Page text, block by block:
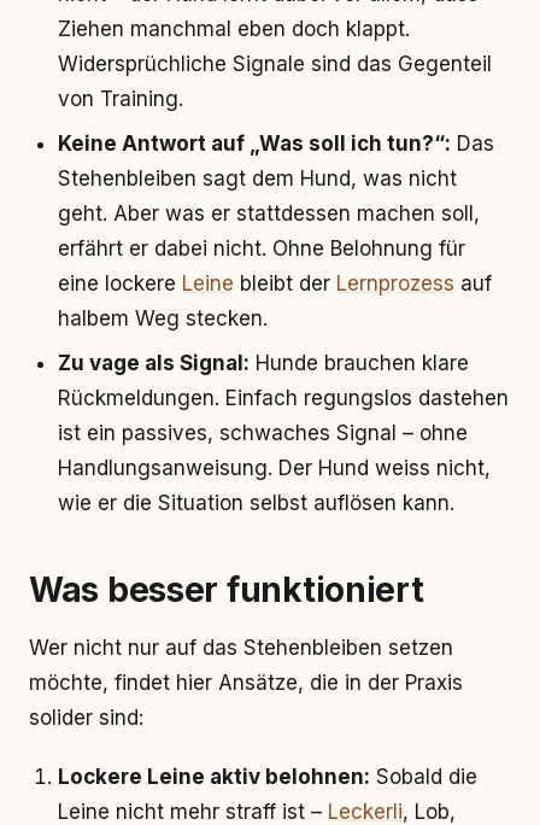
Ziehen manchmal eben doch klappt.
Widersprüchliche Signale sind das Gegenteil
von Training.
Keine Antwort auf „Was soll ich tun?“: Das
Stehenbleiben sagt dem Hund, was nicht
geht. Aber was er stattdessen machen soll,
erfährt er dabei nicht. Ohne Belohnung für
eine lockere Leine bleibt der Lernprozess auf
halbem Weg stecken.
Zu vage als Signal: Hunde brauchen klare
Rückmeldungen. Einfach regungslos dastehen
ist ein passives, schwaches Signal – ohne
Handlungsanweisung. Der Hund weiss nicht,
wie er die Situation selbst auflösen kann.
Was besser funktioniert
Wer nicht nur auf das Stehenbleiben setzen
möchte, findet hier Ansätze, die in der Praxis
solider sind:
Lockere Leine aktiv belohnen: Sobald die
Leine nicht mehr straff ist – Leckerli, Lob,